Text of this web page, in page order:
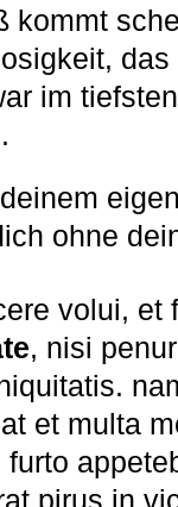
kommt
im
ohne
volui, et
, nisi
et multa